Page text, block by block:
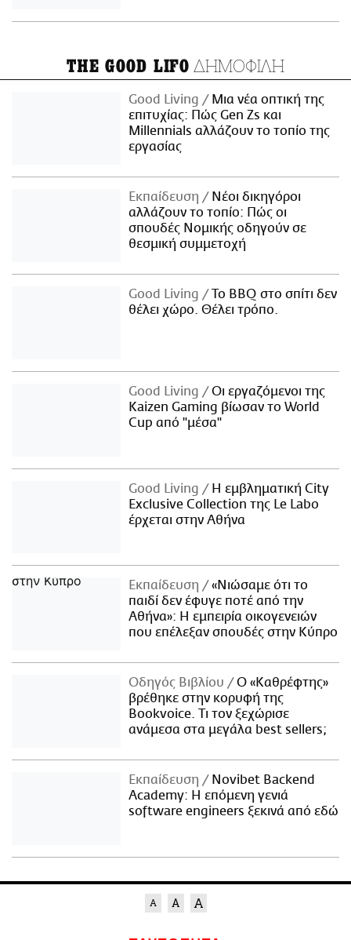
THE GOOD LIFO ΔΗΜΟΦΙΛΗ
Good Living
Μια νέα οπτική της
επιτυχίας: Πώς Gen Zs και
Millennials αλλάζουν το τοπίο της
εργασίας
Εκπαίδευση
Νέοι δικηγόροι
αλλάζουν το τοπίο: Πώς οι
σπουδές Νομικής οδηγούν σε
θεσμική συμμετοχή
Good Living
Το BBQ στο σπίτι δεν
θέλει χώρο. Θέλει τρόπο.
Good Living
Οι εργαζόμενοι της
Kaizen Gaming βίωσαν το World
Cup από "μέσα"
Good Living
Η εμβληματική City
Exclusive Collection της Le Labo
έρχεται στην Αθήνα
Εκπαίδευση
«Νιώσαμε ότι το
παιδί δεν έφυγε ποτέ από την
Αθήνα»: Η εμπειρία οικογενειών
που επέλεξαν σπουδές στην Κύπρο
Οδηγός Βιβλίου
Ο «Καθρέφτης»
βρέθηκε στην κορυφή της
Bookvoice. Τι τον ξεχώρισε
ανάμεσα στα μεγάλα best sellers;
Εκπαίδευση
Novibet Backend
Academy: Η επόμενη γενιά
software engineers ξεκινά από εδώ